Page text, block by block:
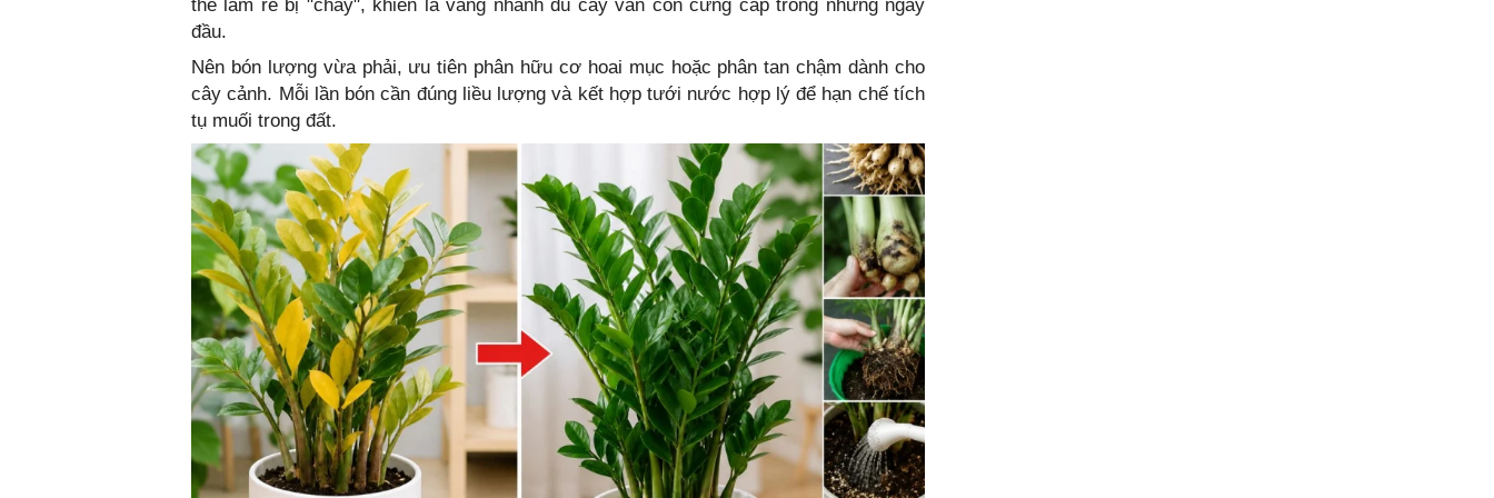
thể làm rễ bị "cháy", khiến lá vàng nhanh dù cây vẫn còn cứng cáp trong những ngày
đầu.
Nên bón lượng vừa phải, ưu tiên phân hữu cơ hoai mục hoặc phân tan chậm dành cho
cây cảnh. Mỗi lần bón cần đúng liều lượng và kết hợp tưới nước hợp lý để hạn chế tích
tụ muối trong đất.